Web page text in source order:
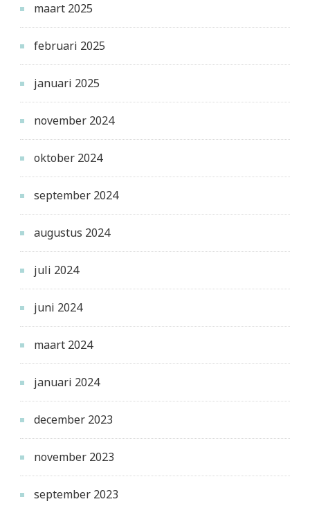
maart 2025
februari 2025
januari 2025
november 2024
oktober 2024
september 2024
augustus 2024
juli 2024
juni 2024
maart 2024
januari 2024
december 2023
november 2023
september 2023